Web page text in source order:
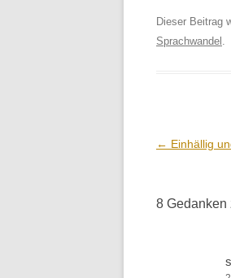
Dieser Beitrag
Sprachwandel .
Beitrags-
← Einhällig
8 Gedanken